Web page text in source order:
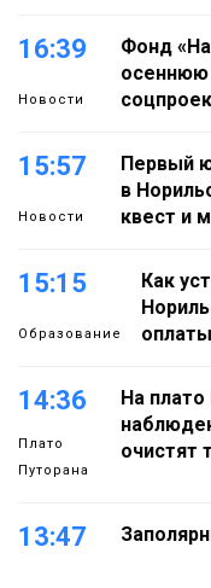
16:39
Новости
Фонд
15:57
Новости
Первый
в
квест и
15:15
Образование
Как
оплаты
14:36
Плато
Путорана
На плато
очистят
13:47